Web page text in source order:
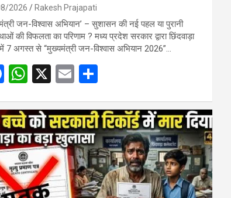
2026 Rakesh Prajapati
जन-विश्वास अभियान’ – सुशासन की नई पहल या पुरानी
की विफलता का परिणाम ? मध्य प्रदेश सरकार द्वारा छिंदवाड़ा
7 अगस्त से “मुख्यमंत्री जन-विश्वास अभियान 2026”…
F
ce
b
o
o
k
W
at
s
A
p
p
X
E
ail ar
e